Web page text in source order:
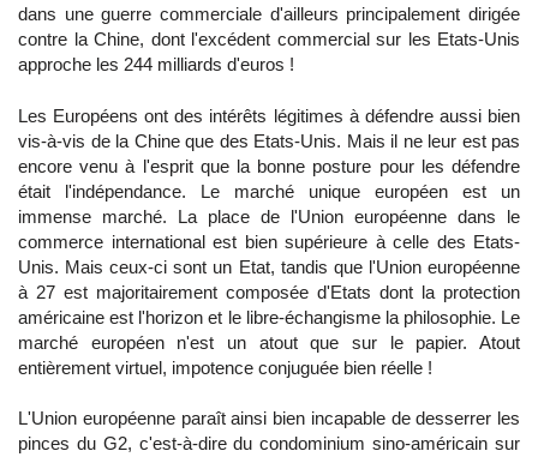
dans une guerre commerciale d'ailleurs principalement dirigée
contre la Chine, dont l'excédent commercial sur les Etats-Unis
approche les 244 milliards d'euros !
Les Européens ont des intérêts légitimes à défendre aussi bien
vis-à-vis de la Chine que des Etats-Unis. Mais il ne leur est pas
encore venu à l'esprit que la bonne posture pour les défendre
était l'indépendance. Le marché unique européen est un
immense marché. La place de l'Union européenne dans le
commerce international est bien supérieure à celle des Etats-
Unis. Mais ceux-ci sont un Etat, tandis que l'Union européenne
à 27 est majoritairement composée d'Etats dont la protection
américaine est l'horizon et le libre-échangisme la philosophie. Le
marché européen n'est un atout que sur le papier. Atout
entièrement virtuel, impotence conjuguée bien réelle !
L'Union européenne paraît ainsi bien incapable de desserrer les
pinces du G2, c'est-à-dire du condominium sino-américain sur